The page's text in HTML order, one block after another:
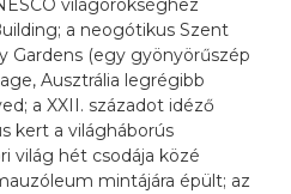
világörökséghez
a neogótikus Szent
Gardens (egy gyönyörűszép
Ausztrália legrégibb
a XXII. századot idéző
kert a világháborús
világ hét csodája közé
mintájára épült; az